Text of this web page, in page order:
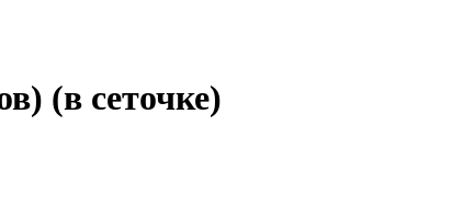
(в сеточке)